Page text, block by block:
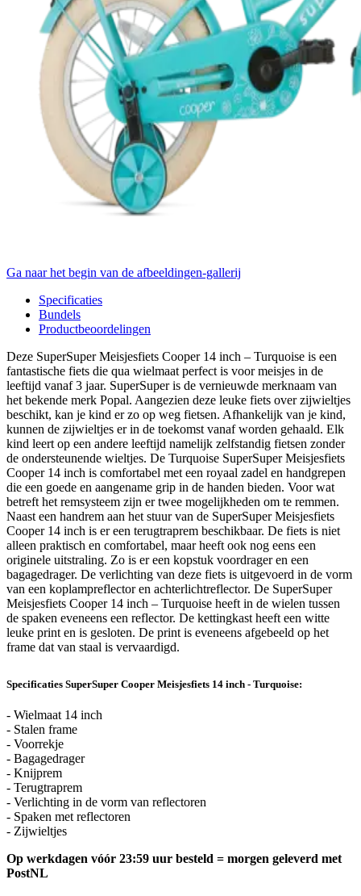
Ga naar het begin van de afbeeldingen-gallerij
Specificaties
Bundels
Productbeoordelingen
Deze SuperSuper Meisjesfiets Cooper 14 inch – Turquoise is een
fantastische fiets die qua wielmaat perfect is voor meisjes in de
leeftijd vanaf 3 jaar. SuperSuper is de vernieuwde merknaam van
het bekende merk Popal. Aangezien deze leuke fiets over zijwieltjes
beschikt, kan je kind er zo op weg fietsen. Afhankelijk van je kind,
kunnen de zijwieltjes er in de toekomst vanaf worden gehaald. Elk
kind leert op een andere leeftijd namelijk zelfstandig fietsen zonder
de ondersteunende wieltjes. De Turquoise SuperSuper Meisjesfiets
Cooper 14 inch is comfortabel met een royaal zadel en handgrepen
die een goede en aangename grip in de handen bieden. Voor wat
betreft het remsysteem zijn er twee mogelijkheden om te remmen.
Naast een handrem aan het stuur van de SuperSuper Meisjesfiets
Cooper 14 inch is er een terugtraprem beschikbaar. De fiets is niet
alleen praktisch en comfortabel, maar heeft ook nog eens een
originele uitstraling. Zo is er een kopstuk voordrager en een
bagagedrager. De verlichting van deze fiets is uitgevoerd in de vorm
van een koplampreflector en achterlichtreflector. De SuperSuper
Meisjesfiets Cooper 14 inch – Turquoise heeft in de wielen tussen
de spaken eveneens een reflector. De kettingkast heeft een witte
leuke print en is gesloten. De print is eveneens afgebeeld op het
frame dat van staal is vervaardigd.
Specificaties SuperSuper Cooper Meisjesfiets 14 inch - Turquoise:
- Wielmaat 14 inch
- Stalen frame
- Voorrekje
- Bagagedrager
- Knijprem
- Terugtraprem
- Verlichting in de vorm van reflectoren
- Spaken met reflectoren
- Zijwieltjes
Op werkdagen vóór 23:59 uur besteld = morgen geleverd met
PostNL